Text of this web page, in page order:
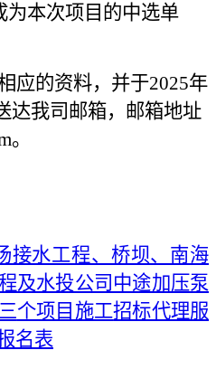
为本次项目的中选单
应的资料，并于2025年
达我司邮箱，邮箱地址
。
接水工程、桥坝、南海
及水投公司中途加压泵
三个项目施工招标代理服
名表